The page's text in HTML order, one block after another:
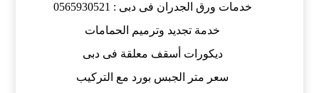
خدمات ورق الجدران فى دبى : 0565930521
خدمة تجديد وترميم الحمامات
ديكورات أسقف معلقة فى دبى
سعر متر الجبس بورد مع التركيب